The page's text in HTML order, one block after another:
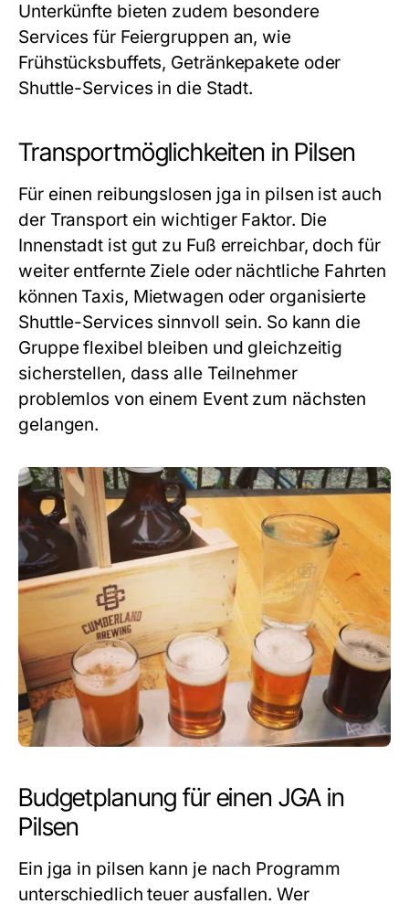
Unterkünfte bieten zudem besondere
Services für Feiergruppen an, wie
Frühstücksbuffets, Getränkepakete oder
Shuttle-Services in die Stadt.
Transportmöglichkeiten in Pilsen
Für einen reibungslosen jga in pilsen ist auch
der Transport ein wichtiger Faktor. Die
Innenstadt ist gut zu Fuß erreichbar, doch für
weiter entfernte Ziele oder nächtliche Fahrten
können Taxis, Mietwagen oder organisierte
Shuttle-Services sinnvoll sein. So kann die
Gruppe flexibel bleiben und gleichzeitig
sicherstellen, dass alle Teilnehmer
problemlos von einem Event zum nächsten
gelangen.
Budgetplanung für einen JGA in
Pilsen
Ein jga in pilsen kann je nach Programm
unterschiedlich teuer ausfallen. Wer